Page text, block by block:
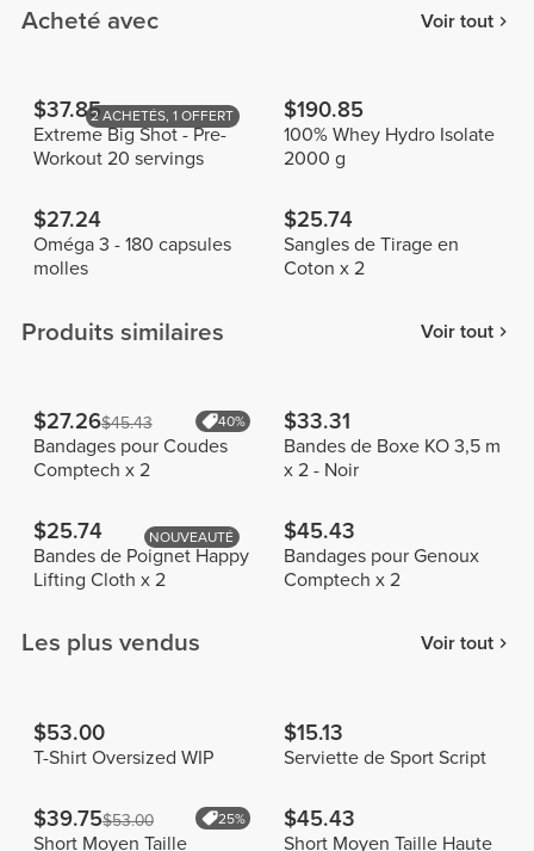
Acheté avec Voir tout
2 ACHETÉS, 1 OFFERT
$37.85
Extreme Big Shot - Pre-
Workout 20 servings
$190.85
100% Whey Hydro Isolate
2000 g
$27.24
Oméga 3 - 180 capsules
molles
$25.74
Sangles de Tirage en
Coton x 2
Produits similaires Voir tout
$27.26$45.43 40%
Bandages pour Coudes
Comptech x 2
$33.31
Bandes de Boxe KO 3,5 m
x 2 - Noir
NOUVEAUTÉ
$25.74
Bandes de Poignet Happy
Lifting Cloth x 2
$45.43
Bandages pour Genoux
Comptech x 2
Les plus vendus Voir tout
$53.00
T-Shirt Oversized WIP
$15.13
Serviette de Sport Script
$39.75$53.00 25%
Short Moyen Taille
$45.43
Short Moyen Taille Haute